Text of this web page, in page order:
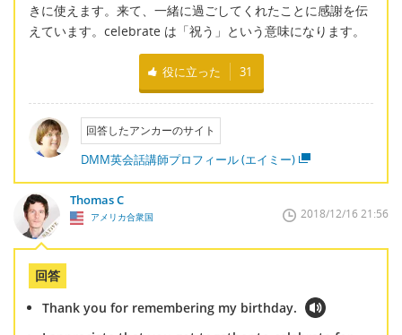
きに使えます。来て、一緒に過ごしてくれたことに感謝を伝
えています。celebrate は「祝う」という意味になります。
役に立った 31
回答したアンカーのサイト
DMM英会話講師プロフィール (エイミー)
Thomas C
アメリカ合衆国 2018/12/16 21:56
回答
Thank you for remembering my birthday.